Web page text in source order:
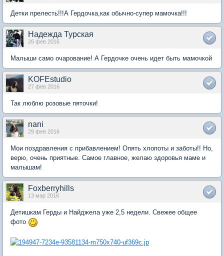
Детки прелесть!!!А Гердочка,как обычно-супер мамочка!!!
Надежда Турская
26 фев 2016
Малыши само очарование! А Гердочке очень идет быть мамочкой
KOFEstudio
27 фев 2016
Так люблю розовые пяточки!
nani
29 фев 2016
Мои поздравления с прибавлением! Опять хлопоты и заботы!! Но,
верю, очень приятные. Самое главное, желаю здоровья маме и
малышам!
Foxberryhills
13 мар 2016
Детишкам Герды и Найджела уже 2,5 недели. Свежее общее
фото